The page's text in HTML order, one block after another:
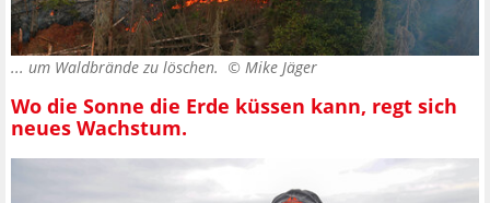
... um Waldbrände zu löschen. © Mike Jäger
Wo die Sonne die Erde küssen kann, regt sich
neues Wachstum.